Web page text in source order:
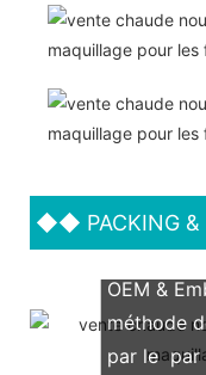
◆◆ PACKING
Nous
OEM &
méthode
par le par